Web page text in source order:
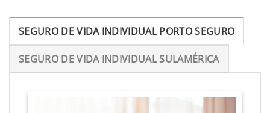
SEGURO DE VIDA INDIVIDUAL PORTO SEGURO
SEGURO DE VIDA INDIVIDUAL SULAMÉRICA